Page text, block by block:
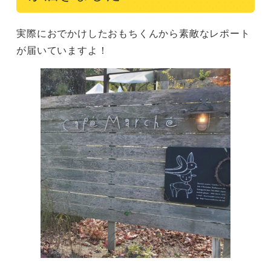
実際におでかけしたおもちくんから素敵なレポート
が届いていますよ！